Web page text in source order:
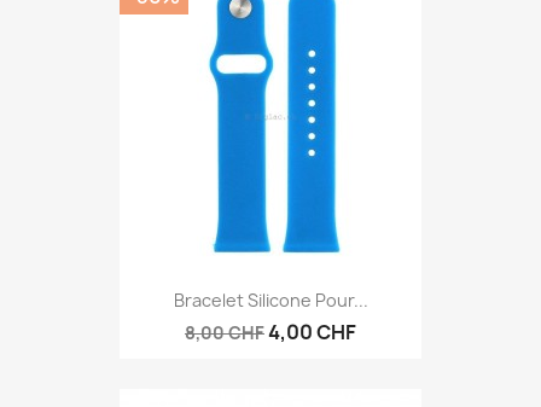
Bracelet Silicone Pour...
8,00 CHF4,00 CHF